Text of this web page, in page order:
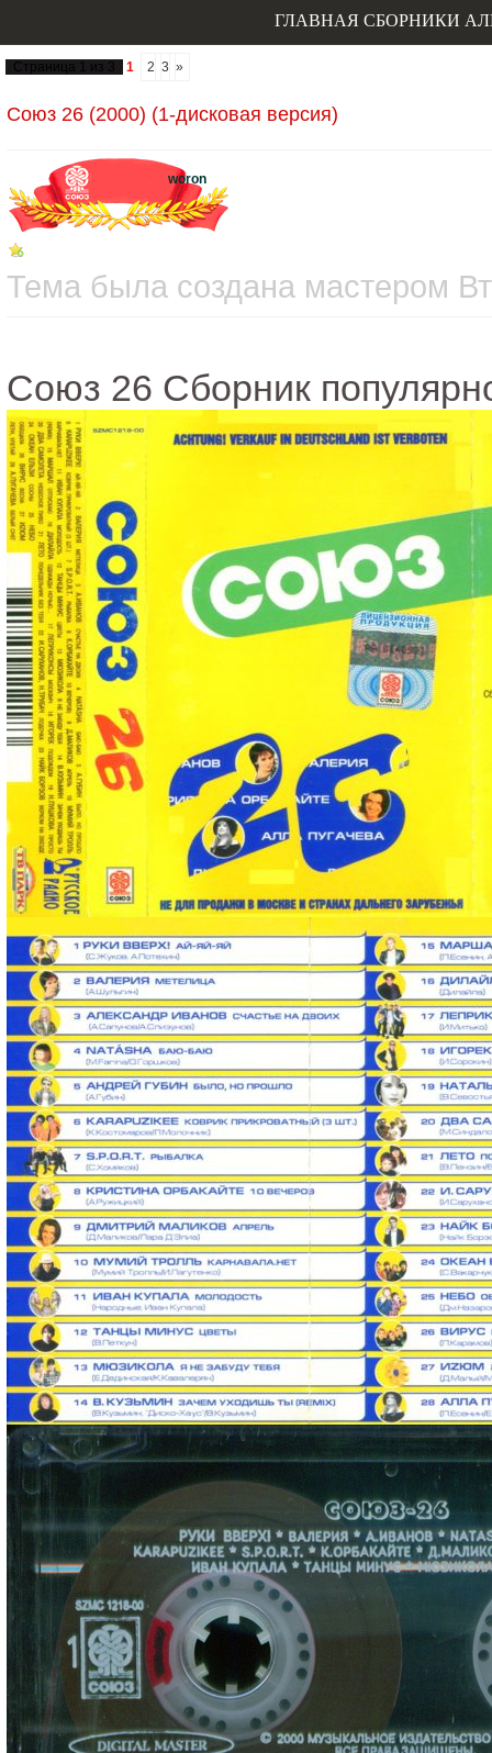
ГЛАВНАЯ СБОРНИКИ
Страница 1 из 3 1 2 3 »
Союз 26 (2000) (1-дисковая версия)
woron
Тема была создана мастером
Союз 26 Сборник